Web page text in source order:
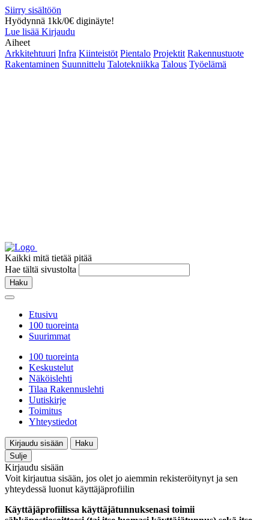
Siirry sisältöön
Hyödynnä 1kk/0€ diginäyte!
Lue lisää Kirjaudu
Aiheet
Arkkitehtuuri Infra Kiinteistöt Pientalo Projektit Rakennustuote
Rakentaminen Suunnittelu Talotekniikka Talous Työelämä
Kaikki mitä tietää pitää
Hae tältä sivustolta
Haku
Etusivu
100 tuoreinta
Suurimmat
100 tuoreinta
Keskustelut
Näköislehti
Tilaa Rakennuslehti
Uutiskirje
Toimitus
Yhteystiedot
Kirjaudu sisään
Haku
Sulje
Kirjaudu sisään
Voit kirjautua sisään, jos olet jo aiemmin rekisteröitynyt ja sen
yhteydessä luonut käyttäjäprofiilin
Käyttäjäprofiilissa käyttäjätunnuksenasi toimii